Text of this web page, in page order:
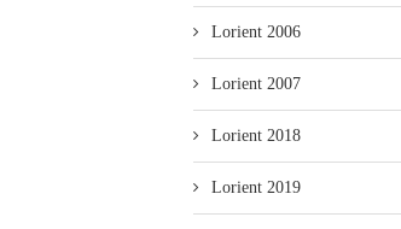
Lorient 2006
Lorient 2007
Lorient 2018
Lorient 2019